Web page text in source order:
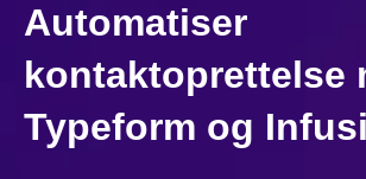
Automatiser
kontaktoprettelse
Typeform og